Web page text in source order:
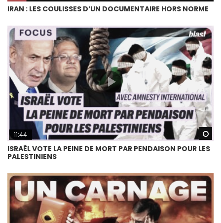
IRAN : LES COULISSES D’UN DOCUMENTAIRE HORS NORME
11:44
ISRAËL VOTE LA PEINE DE MORT PAR PENDAISON POUR LES
PALESTINIENS